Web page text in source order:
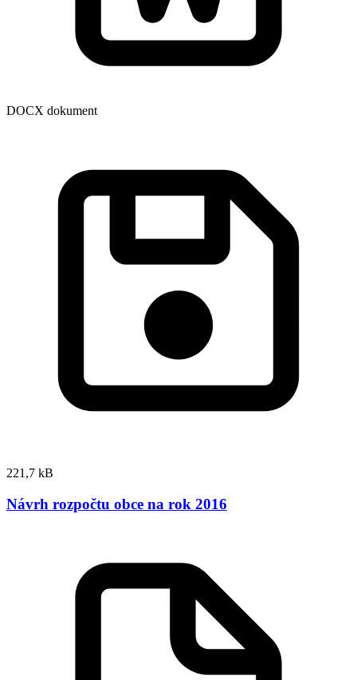
DOCX dokument
221,7 kB
Návrh rozpočtu obce na rok 2016